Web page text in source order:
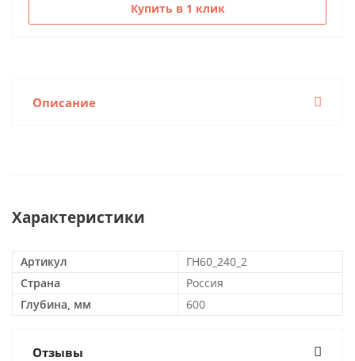
Купить в 1 клик
Описание
Характеристики
Артикул
ГН60_240_2
Страна
Россия
Глубина, мм
600
Отзывы